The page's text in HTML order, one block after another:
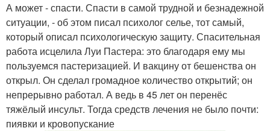
А может - спасти. Спасти в самой трудной и безнадежной
ситуации, - об этом писал психолог селье, тот самый,
который описал психологическую защиту. Спасительная
работа исцелила Луи Пастера: это благодаря ему мы
пользуемся пастеризацией. И вакцину от бешенства он
открыл. Он сделал громадное количество открытий; он
непрерывно работал. А ведь в 45 лет он перенёс
тяжёлый инсульт. Тогда средств лечения не было почти:
пиявки и кровопускание